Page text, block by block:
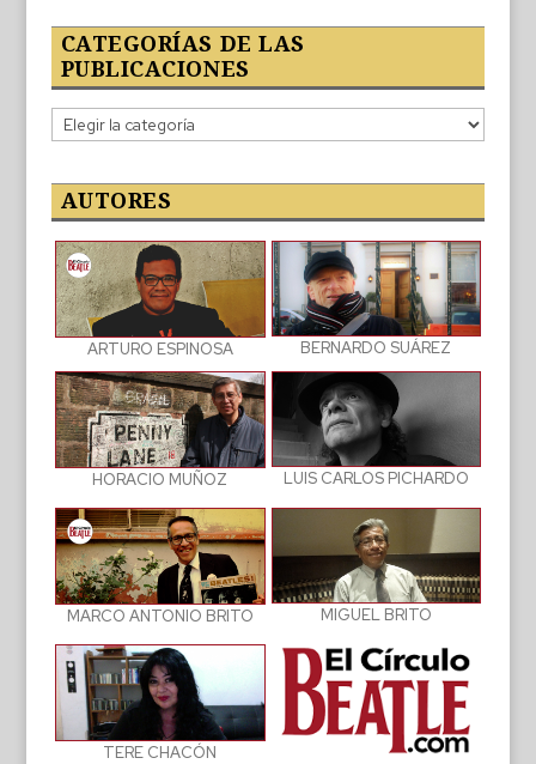
CATEGORÍAS DE LAS
PUBLICACIONES
Categorías
de
publicaciones
AUTORES
ARTURO ESPINOSA BERNARDO SUÁREZ
HORACIO MUÑOZ LUIS CARLOS PICHARDO
MARCO ANTONIO BRITO MIGUEL BRITO
TERE CHACÓN